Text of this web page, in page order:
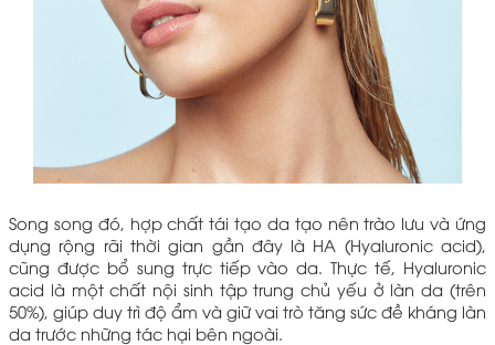
Song song đó, hợp chất tái tạo da tạo nên trào lưu và ứng
dụng rộng rãi thời gian gần đây là HA (Hyaluronic acid),
cũng được bổ sung trực tiếp vào da. Thực tế, Hyaluronic
acid là một chất nội sinh tập trung chủ yếu ở làn da (trên
50%), giúp duy trì độ ẩm và giữ vai trò tăng sức đề kháng làn
da trước những tác hại bên ngoài.